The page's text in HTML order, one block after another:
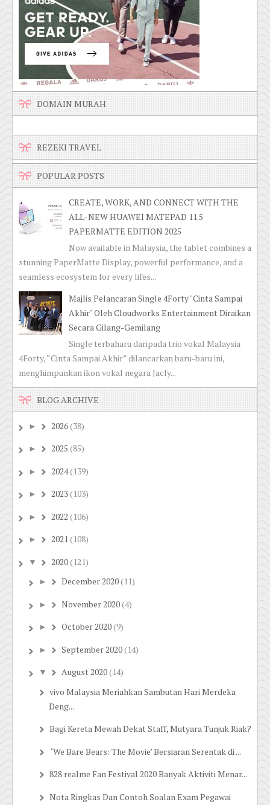
DOMAIN MURAH
REZEKI TRAVEL
POPULAR POSTS
CREATE, WORK, AND CONNECT WITH THE
ALL-NEW HUAWEI MATEPAD 11.5
PAPERMATTE EDITION 2025
Now available in Malaysia, the tablet combines a
stunning PaperMatte Display, powerful performance, and a
seamless ecosystem for every lifes...
Majlis Pelancaran Single 4Forty "Cinta Sampai
Akhir" Oleh Cloudworks Entertainment Diraikan
Secara Gilang-Gemilang
Single terbaharu daripada trio vokal Malaysia
4Forty, “Cinta Sampai Akhir” dilancarkan baru-baru ini,
menghimpunkan ikon vokal negara Jacly...
BLOG ARCHIVE
► 2026(38)
► 2025 (85)
► 2024(139)
► 2023(103)
► 2022 (106)
► 2021(108)
▼ 2020(121)
► December 2020(11)
► November 2020(4)
► October 2020(9)
► September 2020(14)
▼ August 2020(14)
vivo Malaysia Meriahkan Sambutan Hari Merdeka
Deng...
Bagi Kereta Mewah Dekat Staff, Mutyara Tunjuk Riak?
‘We Bare Bears: The Movie’ Bersiaran Serentak di ...
828 realme Fan Festival 2020 Banyak Aktiviti Menar...
Nota Ringkas Dan Contoh Soalan Exam Pegawai